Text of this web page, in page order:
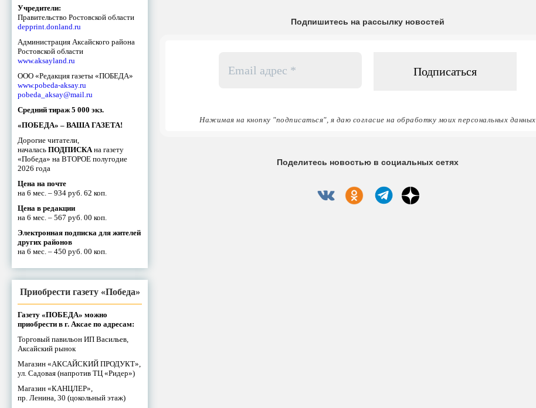
Учредители:
Правительство Ростовской области
depprint.donland.ru
Администрация Аксайского района
Ростовской области
www.aksayland.ru
ООО «Редакция газеты «ПОБЕДА»
www.pobeda-aksay.ru
pobeda_aksay@mail.ru
Средний тираж 5 000 экз.
«ПОБЕДА» – ВАША ГАЗЕТА!
Дорогие читатели,
началась ПОДПИСКАна газету
«Победа» на ВТОРОЕ полугодие
2026 года
Цена на почте
на 6 мес. – 934 руб. 62 коп.
Цена в редакции
на 6 мес. – 567 руб. 00 коп.
Электронная подписка для жителей
других районов
на 6 мес. – 450 руб. 00 коп.
Приобрести газету «Победа»
Газету «ПОБЕДА» можно
приобрести в г. Аксае по адресам:
Торговый павильон ИП Васильев,
Аксайский рынок
Магазин «АКСАЙСКИЙ ПРОДУКТ»,
ул. Садовая (напротив ТЦ «Ридер»)
Магазин «КАНЦЛЕР»,
пр. Ленина, 30 (цокольный этаж)
Подпишитесь на рассылку новостей
адрес
Нажимая на кнопку "подписаться", я даю согласие на обработку моих персональных данных
Поделитесь новостью в социальных сетях